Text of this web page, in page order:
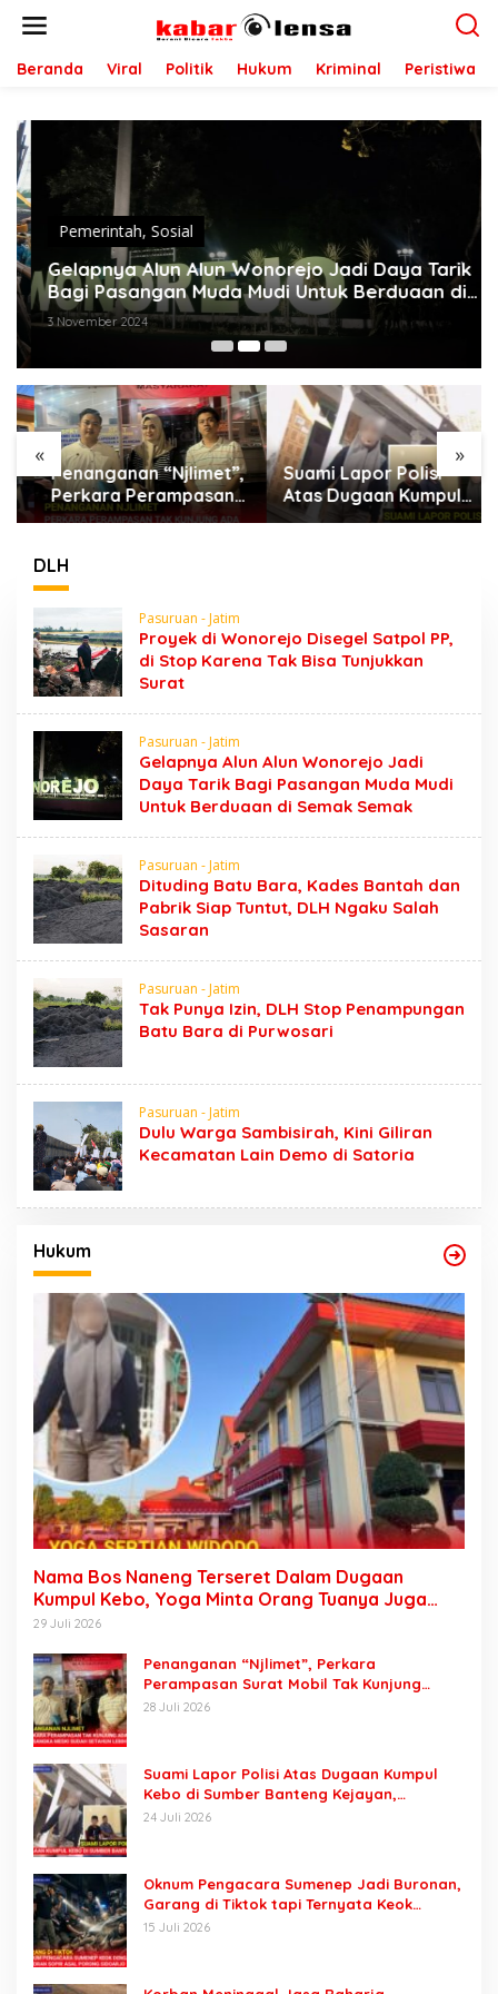
Beranda Viral Politik Hukum Kriminal Peristiwa
Pemerintah,Sosial
Gelapnya Alun Alun Wonorejo Jadi Daya Tarik
Bagi Pasangan Muda Mudi Untuk Berduaan di
Semak Semak
3 November 2024
« »
Penanganan “Njlimet”,
Perkara Perampasan
Surat Mobil Tak
Padahal Setahun di
Polres Pasuruan
Suami Lapor Polisi
Atas Dugaan Kumpul
Kebo di Sumber
DLH
Pasuruan - Jatim
Proyek di Wonorejo Disegel Satpol PP,
di Stop Karena Tak Bisa Tunjukkan
Surat
Pasuruan - Jatim
Gelapnya Alun Alun Wonorejo Jadi
Daya Tarik Bagi Pasangan Muda Mudi
Untuk Berduaan di Semak Semak
Pasuruan - Jatim
Dituding Batu Bara, Kades Bantah dan
Pabrik Siap Tuntut, DLH Ngaku Salah
Sasaran
Pasuruan - Jatim
Tak Punya Izin, DLH Stop Penampungan
Batu Bara di Purwosari
Pasuruan - Jatim
Dulu Warga Sambisirah, Kini Giliran
Kecamatan Lain Demo di Satoria
Hukum
Nama Bos Naneng Terseret Dalam Dugaan
Kumpul Kebo, Yoga Minta Orang Tuanya Juga
Dipanggil Polisi
29 Juli 2026
Penanganan “Njlimet”, Perkara
Perampasan Surat Mobil Tak Kunjung
Tersangka Padahal Setahun di Polres
28 Juli 2026
Suami Lapor Polisi Atas Dugaan Kumpul
Kebo di Sumber Banteng Kejayan,
Keluarga Minta Segera Ditangkap
24 Juli 2026
Oknum Pengacara Sumenep Jadi Buronan,
Garang di Tiktok tapi Ternyata Keok
Dengan Laporan Seorang Sopir
15 Juli 2026